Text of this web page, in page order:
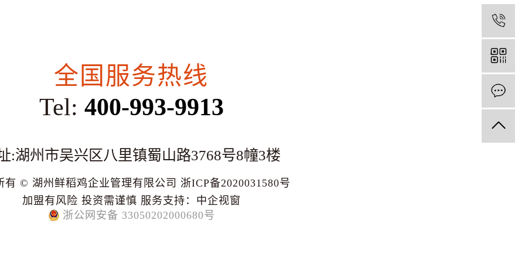
全国服务热线
Tel: 400-993-9913
:湖州市吴兴区八里镇蜀山路3768号8幢3楼
有 © 湖州鲜稻鸡企业管理有限公司 浙ICP备2020031580号
加盟有风险 投资需谨慎 服务支持： 中企视窗
浙公网安备 33050202000680号